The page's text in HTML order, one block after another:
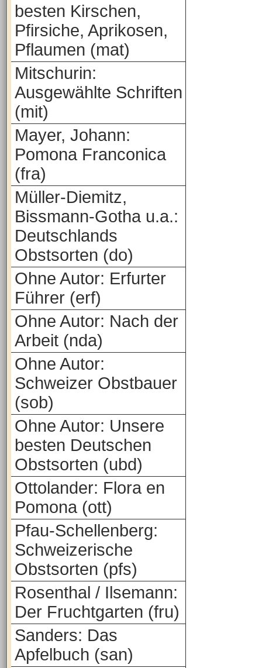
besten Kirschen,
Pfirsiche, Aprikosen,
Pflaumen (mat)
Mitschurin:
Ausgewählte Schriften
(mit)
Mayer, Johann:
Pomona Franconica
(fra)
Müller-Diemitz,
Bissmann-Gotha u.a.:
Deutschlands
Obstsorten (do)
Ohne Autor: Erfurter
Führer (erf)
Ohne Autor: Nach der
Arbeit (nda)
Ohne Autor:
Schweizer Obstbauer
(sob)
Ohne Autor: Unsere
besten Deutschen
Obstsorten (ubd)
Ottolander: Flora en
Pomona (ott)
Pfau-Schellenberg:
Schweizerische
Obstsorten (pfs)
Rosenthal / Ilsemann:
Der Fruchtgarten (fru)
Sanders: Das
Apfelbuch (san)